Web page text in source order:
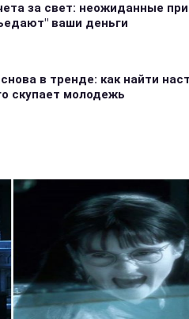
за свет: неожиданные
ваши деньги
в тренде: как найти
скупает молодежь